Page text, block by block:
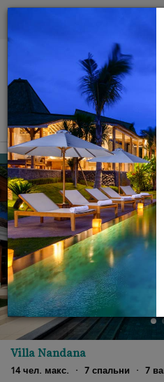
View on map
Natai beach
Villa Nandana
14 чел. макс.
· 7 спальни · 7
Панель управления cookies